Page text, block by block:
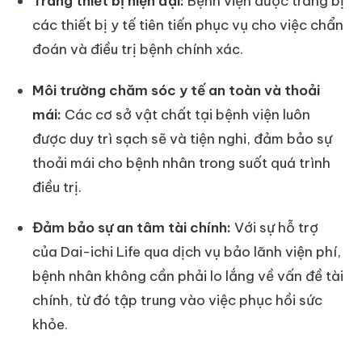
các thiết bị y tế tiên tiến phục vụ cho việc chẩn
đoán và điều trị bệnh chính xác.
Môi trường chăm sóc y tế an toàn và thoải
mái: Các cơ sở vật chất tại bệnh viện luôn
được duy trì sạch sẽ và tiện nghi, đảm bảo sự
thoải mái cho bệnh nhân trong suốt quá trình
điều trị.
Đảm bảo sự an tâm tài chính: Với sự hỗ trợ
của Dai-ichi Life qua dịch vụ bảo lãnh viện phí,
bệnh nhân không cần phải lo lắng về vấn đề tài
chính, từ đó tập trung vào việc phục hồi sức
khỏe.